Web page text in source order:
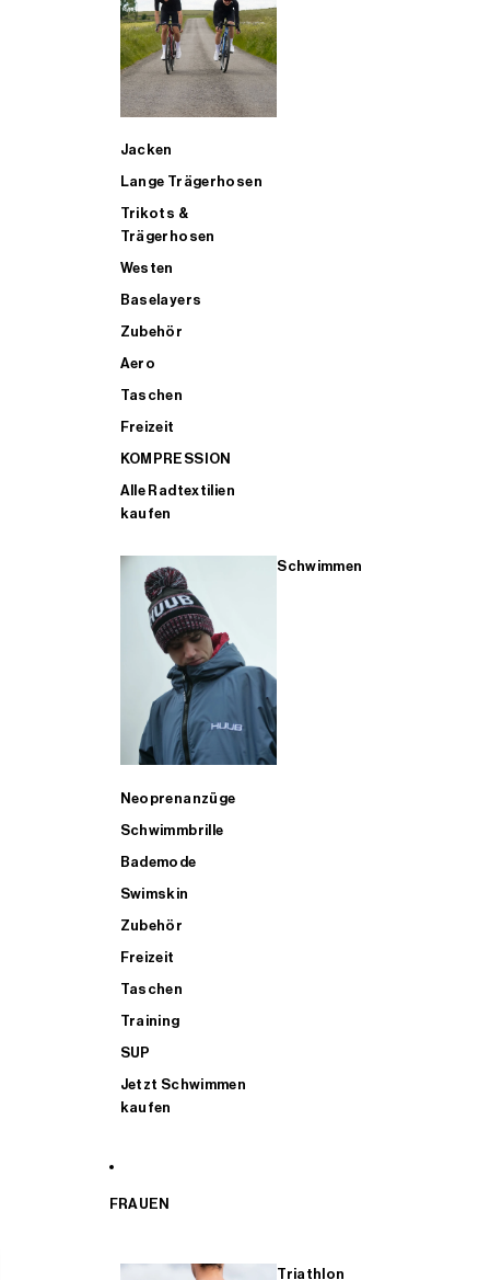
Jacken
Lange Trägerhosen
Trikots &
Trägerhosen
Westen
Baselayers
Zubehör
Aero
Taschen
Freizeit
KOMPRESSION
Alle Radtextilien
kaufen
Schwimmen
Neoprenanzüge
Schwimmbrille
Bademode
Swimskin
Zubehör
Freizeit
Taschen
Training
SUP
Jetzt Schwimmen
kaufen
FRAUEN
Triathlon
ALLE TRIATHLONARTIKEL FÜR MÄNNER KAUFEN